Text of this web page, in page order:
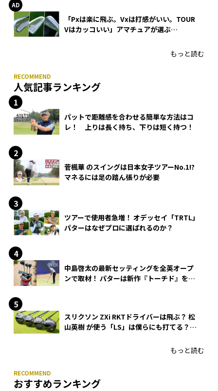
「Pxは楽に飛ぶ。Vxは打感がいい。TOUR
Vはカッコいい」アマチュアが選ぶ
もっと読む
人気記事ランキング
パットで距離感を合わせる簡単な方法はコ
レ！ 上りは長く持ち、下りは短く持つ！
菅楓華 のスイングは日本女子ツアーNo.1!?
マネるには足の踏ん張りが必要
ツアーで使用者急増！ オデッセイ「TRTL」
パターはなぜプロに選ばれるのか？
中島啓太の最新セッティングを全英オープ
ンで取材！ パターは新作『トーチド』を投
スリクソン ZXi RKTドライバーは飛ぶ？ 松
山英樹 が使う「LS」は僕らにも打てる？
もっと読む
おすすめランキング